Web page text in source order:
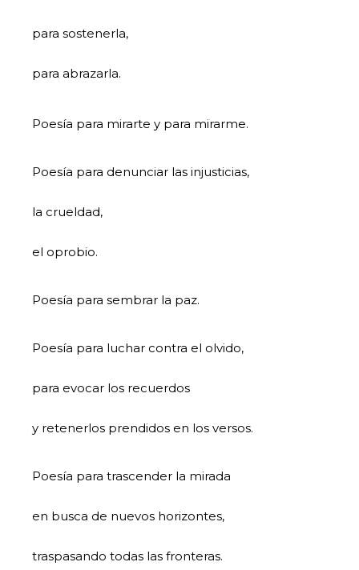
para sostenerla,
para abrazarla.
Poesía para mirarte y para mirarme.
Poesía para denunciar las injusticias,
la crueldad,
el oprobio.
Poesía para sembrar la paz.
Poesía para luchar contra el olvido,
para evocar los recuerdos
y retenerlos prendidos en los versos.
Poesía para trascender la mirada
en busca de nuevos horizontes,
traspasando todas las fronteras.